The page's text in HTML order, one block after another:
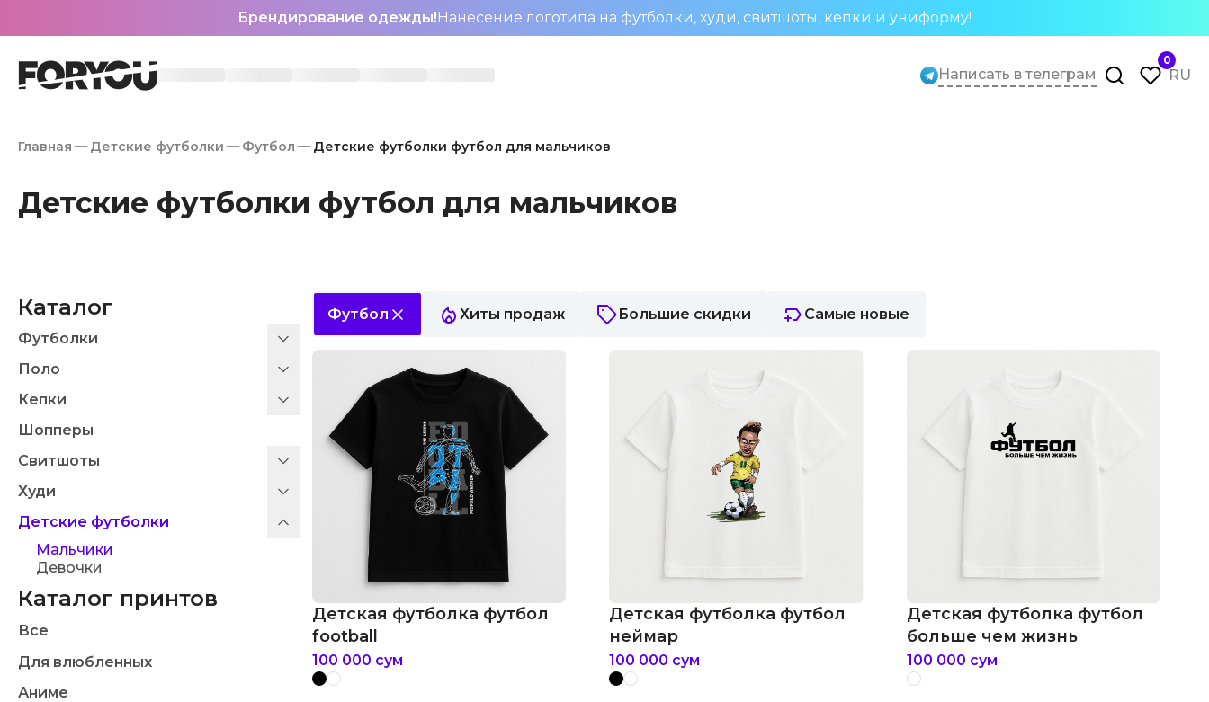
Брендирование одежды!Нанесение логотипа на футболки, худи, свитшоты, кепки и униформу!
Написать в телеграм
0
RU
Главная Детские футболки Футбол Детские футболки футбол для мальчиков
Детские футболки футбол для мальчиков
Каталог
Футболки
Поло
Кепки
Шопперы
Свитшоты
Худи
Детские футболки
Мальчики
Девочки
Каталог принтов
Все
Для влюбленных
Аниме
Футбол Хиты продаж Большие скидки Самые новые
Детская футболка футбол
football
100 000 сум
Детская футболка футбол
неймар
100 000 сум
Детская футболка футбол
больше чем жизнь
100 000 сум